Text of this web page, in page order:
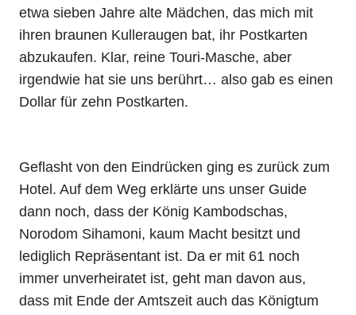
etwa sieben Jahre alte Mädchen, das mich mit
ihren braunen Kulleraugen bat, ihr Postkarten
abzukaufen. Klar, reine Touri-Masche, aber
irgendwie hat sie uns berührt… also gab es einen
Dollar für zehn Postkarten.
Geflasht von den Eindrücken ging es zurück zum
Hotel. Auf dem Weg erklärte uns unser Guide
dann noch, dass der König Kambodschas,
Norodom Sihamoni, kaum Macht besitzt und
lediglich Repräsentant ist. Da er mit 61 noch
immer unverheiratet ist, geht man davon aus,
dass mit Ende der Amtszeit auch das Königtum